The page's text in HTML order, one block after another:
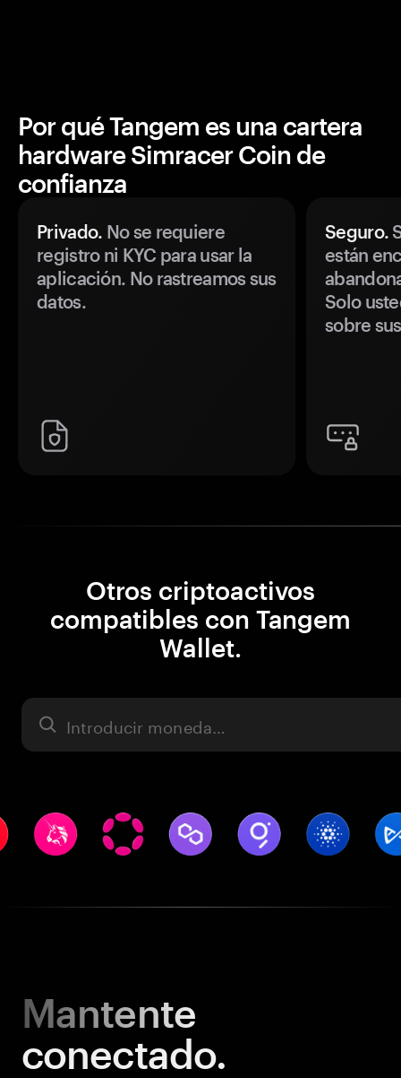
Por qué Tangem es una cartera
hardware Simracer Coin de
confianza
Privado. No se requiere
registro ni KYC para usar la
aplicación. No rastreamos sus
datos.
Seguro.
están
Solo
sobre
Otros criptoactivos
compatibles con Tangem
Wallet.
Activo
Mantente
conectado.